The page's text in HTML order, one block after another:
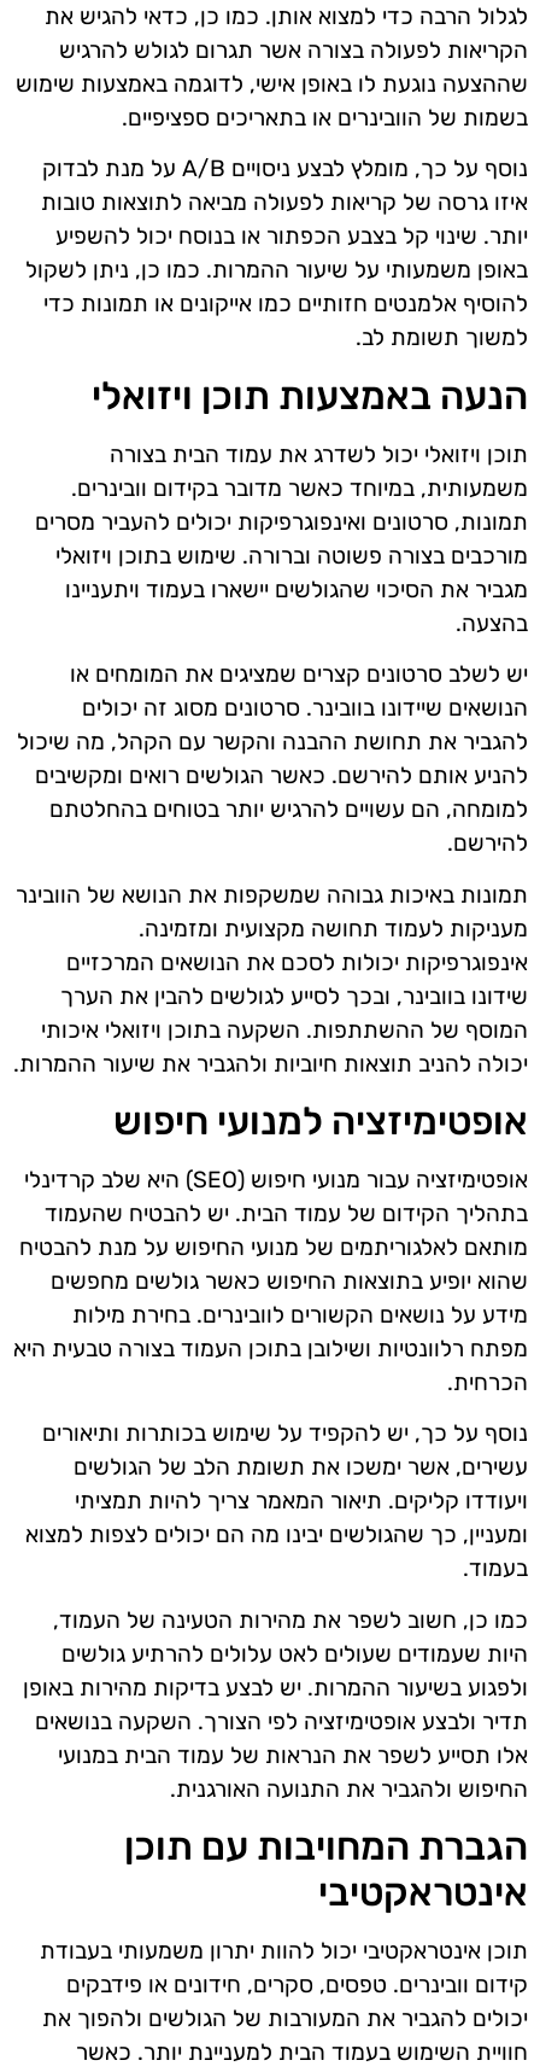
לגלול הרבה כדי למצוא אותן. כמו כן, כדאי להגיש את
הקריאות לפעולה בצורה אשר תגרום לגולש להרגיש
שההצעה נוגעת לו באופן אישי, לדוגמה באמצעות שימוש
בשמות של הוובינרים או בתאריכים ספציפיים.
נוסף על כך, מומלץ לבצע ניסויים A/B על מנת לבדוק
איזו גרסה של קריאות לפעולה מביאה לתוצאות טובות
יותר. שינוי קל בצבע הכפתור או בנוסח יכול להשפיע
באופן משמעותי על שיעור ההמרות. כמו כן, ניתן לשקול
להוסיף אלמנטים חזותיים כמו אייקונים או תמונות כדי
למשוך תשומת לב.
הנעה באמצעות תוכן ויזואלי
תוכן ויזואלי יכול לשדרג את עמוד הבית בצורה
משמעותית, במיוחד כאשר מדובר בקידום וובינרים.
תמונות, סרטונים ואינפוגרפיקות יכולים להעביר מסרים
מורכבים בצורה פשוטה וברורה. שימוש בתוכן ויזואלי
מגביר את הסיכוי שהגולשים יישארו בעמוד ויתעניינו
בהצעה.
יש לשלב סרטונים קצרים שמציגים את המומחים או
הנושאים שיידונו בוובינר. סרטונים מסוג זה יכולים
להגביר את תחושת ההבנה והקשר עם הקהל, מה שיכול
להניע אותם להירשם. כאשר הגולשים רואים ומקשיבים
למומחה, הם עשויים להרגיש יותר בטוחים בהחלטתם
להירשם.
תמונות באיכות גבוהה שמשקפות את הנושא של הוובינר
מעניקות לעמוד תחושה מקצועית ומזמינה.
אינפוגרפיקות יכולות לסכם את הנושאים המרכזיים
שידונו בוובינר, ובכך לסייע לגולשים להבין את הערך
המוסף של ההשתתפות. השקעה בתוכן ויזואלי איכותי
יכולה להניב תוצאות חיוביות ולהגביר את שיעור ההמרות.
אופטימיזציה למנועי חיפוש
אופטימיזציה עבור מנועי חיפוש (SEO) היא שלב קרדינלי
בתהליך הקידום של עמוד הבית. יש להבטיח שהעמוד
מותאם לאלגוריתמים של מנועי החיפוש על מנת להבטיח
שהוא יופיע בתוצאות החיפוש כאשר גולשים מחפשים
מידע על נושאים הקשורים לוובינרים. בחירת מילות
מפתח רלוונטיות ושילובן בתוכן העמוד בצורה טבעית היא
הכרחית.
נוסף על כך, יש להקפיד על שימוש בכותרות ותיאורים
עשירים, אשר ימשכו את תשומת הלב של הגולשים
ויעודדו קליקים. תיאור המאמר צריך להיות תמציתי
ומעניין, כך שהגולשים יבינו מה הם יכולים לצפות למצוא
בעמוד.
כמו כן, חשוב לשפר את מהירות הטעינה של העמוד,
היות שעמודים שעולים לאט עלולים להרתיע גולשים
ולפגוע בשיעור ההמרות. יש לבצע בדיקות מהירות באופן
תדיר ולבצע אופטימיזציה לפי הצורך. השקעה בנושאים
אלו תסייע לשפר את הנראות של עמוד הבית במנועי
החיפוש ולהגביר את התנועה האורגנית.
הגברת המחויבות עם תוכן
אינטראקטיבי
תוכן אינטראקטיבי יכול להוות יתרון משמעותי בעבודת
קידום וובינרים. טפסים, סקרים, חידונים או פידבקים
יכולים להגביר את המעורבות של הגולשים ולהפוך את
חוויית השימוש בעמוד הבית למעניינת יותר. כאשר